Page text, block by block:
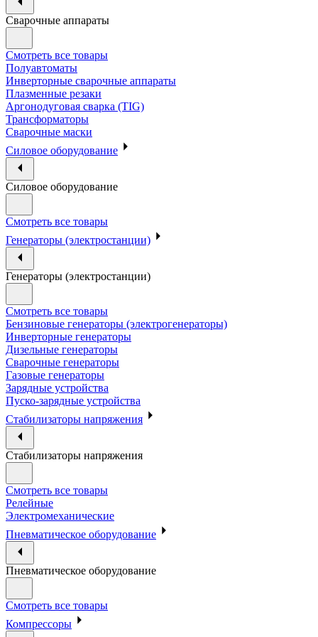
Сварочные аппараты
Смотреть все товары
Полуавтоматы
Инверторные сварочные аппараты
Плазменные резаки
Аргонодуговая сварка (TIG)
Трансформаторы
Сварочные маски
Силовое оборудование
Силовое оборудование
Смотреть все товары
Генераторы (электростанции)
Генераторы (электростанции)
Смотреть все товары
Бензиновые генераторы (электрогенераторы)
Инверторные генераторы
Дизельные генераторы
Сварочные генераторы
Газовые генераторы
Зарядные устройства
Пуско-зарядные устройства
Стабилизаторы напряжения
Стабилизаторы напряжения
Смотреть все товары
Релейные
Электромеханические
Пневматическое оборудование
Пневматическое оборудование
Смотреть все товары
Компрессоры